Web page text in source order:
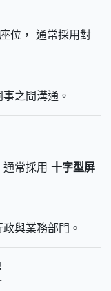
位， 通常採用對
之間溝通。
常採用 十字型屏
與業務部門。